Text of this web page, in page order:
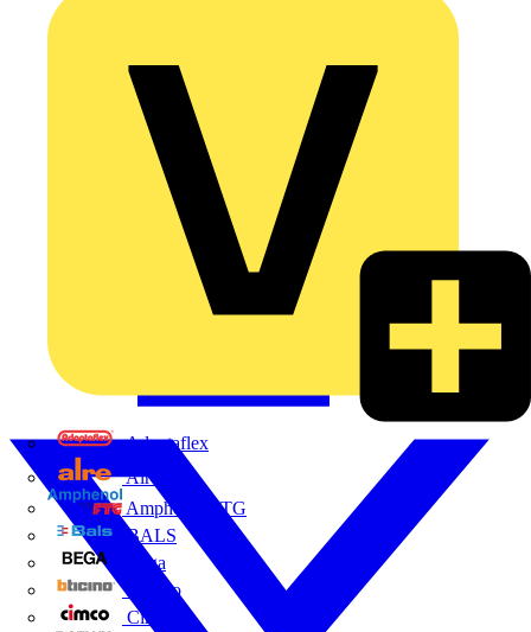
Adaptaflex
Alre
Amphenol FTG
BALS
Bega
Bticino
Cimco